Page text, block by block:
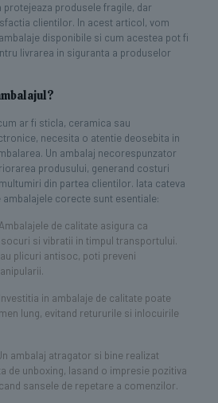
protejeaza produsele fragile, dar
clientilor. In acest articol, vom
disponibile si cum acestea pot fi
livrarea in siguranta a produselor
ar fi sticla, ceramica sau
necesita o atentie deosebita in
Un ambalaj necorespunzator
produsului, generand costuri
din partea clientilor. Iata cateva
corecte sunt esentiale:
de calitate asigura ca
si vibratii in timpul transportului.
plicuri antisoc, poti preveni
in ambalaje de calitate poate
lung, evitand retururile si inlocuirile
ambalaj atragator si bine realizat
de unboxing, lasand o impresie pozitiva
sansele de repetare a comenzilor.